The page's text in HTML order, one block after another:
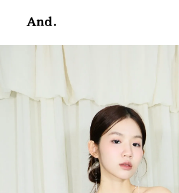
您的購物車目前還是